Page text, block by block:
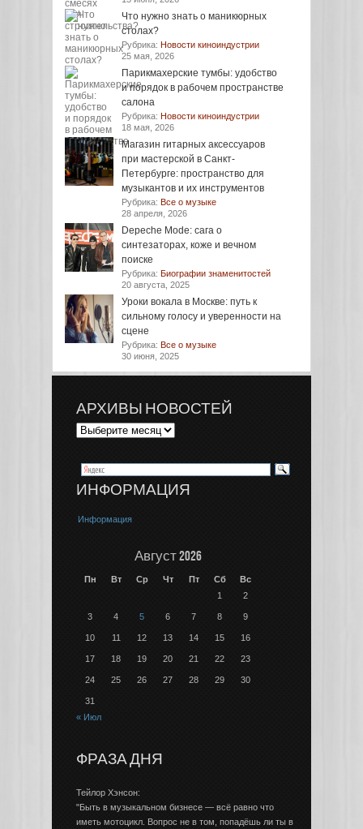
Что нужно знать о маникюрных
столах?
Рубрика: Новости киноиндустрии
25 мая, 2026
Парикмахерские тумбы: удобство
и порядок в рабочем пространстве
салона
Рубрика: Новости киноиндустрии
18 мая, 2026
Магазин гитарных аксессуаров
при мастерской в Санкт-
Петербурге: пространство для
музыкантов и их инструментов
Рубрика: Все о музыке
28 апреля, 2026
Depeche Mode: сага о
синтезаторах, коже и вечном
поиске
Рубрика: Биографии знаменитостей
20 августа, 2025
Уроки вокала в Москве: путь к
сильному голосу и уверенности на
сцене
Рубрика: Все о музыке
30 июня, 2025
АРХИВЫ НОВОСТЕЙ
ИНФОРМАЦИЯ
Информация
Август 2026
Пн Вт Ср Чт Пт Сб
Вс
1
2
3 4 5 6 7 8 9
10 11 12 13 14 15 16
17 18 19 20 21 22 23
24 25 26 27 28 29 30
31
« Июл
ФРАЗА ДНЯ
Тейлор Хэнсон:
"Быть в музыкальном бизнесе — всё равно что
иметь мотоцикл. Вопрос не в том, попадёшь ли ты в